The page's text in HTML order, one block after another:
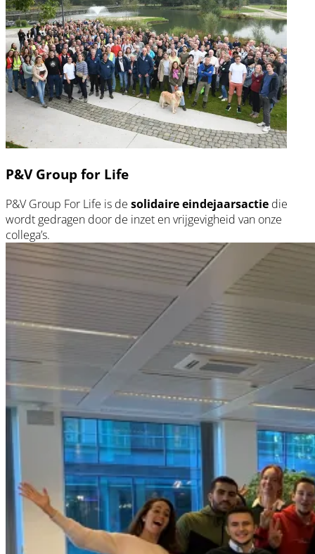
P&V Group for Life
P&V Group For Life is de solidaire eindejaarsactie die
wordt gedragen door de inzet en vrijgevigheid van onze
collega’s.